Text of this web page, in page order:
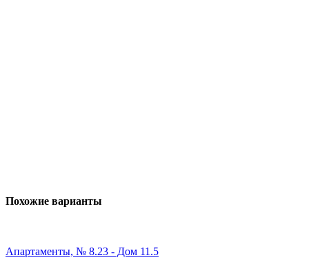
Похожие варианты
Апартаменты, № 8.23 - Дом 11.5